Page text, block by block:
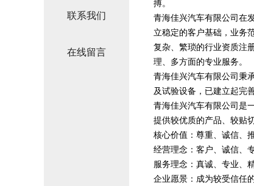
联系我们
在线留言
搏。
青海佳兴汽车有限公司在
立稳定的客户基础，业务
复杂、繁琐的行业资质注
理、多方面的专业服务。
青海佳兴汽车有限公司秉
及试验设备，已建立起完
青海佳兴汽车有限公司是
提供较优质的产品、较贴
核心价值：尊重、诚信、
经营理念：客户、诚信、
服务理念：真诚、专业、
企业愿景：成为较受信任